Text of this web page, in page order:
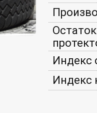
Остаток
Индекс
Индекс